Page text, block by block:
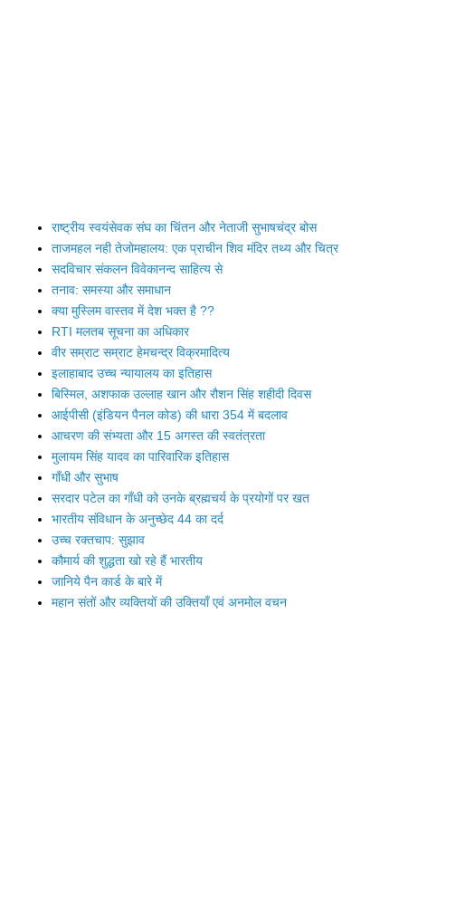
राष्ट्रीय स्वयंसेवक संघ का चिंतन और नेताजी सुभाषचंद्र बोस
ताजमहल नही तेजोमहालय: एक प्राचीन शिव मंदिर तथ्य और चित्र
सदविचार संकलन विवेकानन्द साहित्य से
तनाव: समस्या और समाधान
क्या मुस्लिम वास्तव में देश भक्त है ??
RTI मलतब सूचना का अधिकार
वीर सम्राट सम्राट हेमचन्द्र विक्रमादित्य
इलाहाबाद उच्च न्यायालय का इतिहास
बिस्मिल, अशफाक उल्लाह खान और रौशन सिंह शहीदी दिवस
आईपीसी (इंडियन पैनल कोड) की धारा 354 में बदलाव
आचरण की संभ्यता और 15 अगस्त की स्वतंत्रता
मुलायम सिंह यादव का पारिवारिक इतिहास
गाँधी और सुभाष
सरदार पटेल का गाँधी को उनके ब्रह्मचर्य के प्रयोगों पर खत
भारतीय संविधान के अनुच्छेद 44 का दर्द
उच्च रक्तचाप: सुझाव
कौमार्य की शुद्धता खो रहे हैं भारतीय
जानिये पैन कार्ड के बारे में
महान संतों और व्यक्तियों की उक्तियाँ एवं अनमोल वचन